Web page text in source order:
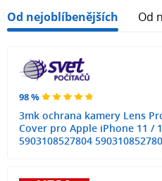
Od nejoblíbenějších Od
98 %
3mk ochrana kamery Lens
Cover pro Apple iPhone 11 /
5903108527804